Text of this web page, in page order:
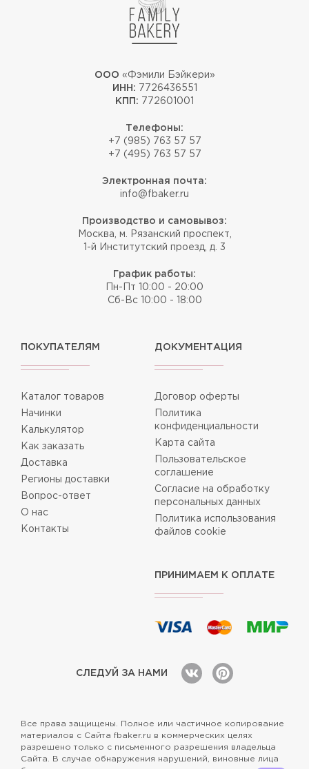
ООО «Фэмили Бэйкери»
ИНН: 7726436551
КПП: 772601001
Телефоны:
+7 (985) 763 57 57
+7 (495) 763 57 57
Электронная почта:
info@fbaker.ru
Производство и самовывоз:
Москва, м. Рязанский проспект,
1-й Институтский проезд, д. 3
График работы:
Пн-Пт 10:00 - 20:00
Сб-Вс 10:00 - 18:00
ПОКУПАТЕЛЯМ
Каталог товаров
Начинки
Калькулятор
Как заказать
Доставка
Регионы доставки
Вопрос-ответ
О нас
Контакты
ДОКУМЕНТАЦИЯ
Договор оферты
Политика
конфиденциальности
Карта сайта
Пользовательское
соглашение
Согласие на обработку
персональных данных
Политика использования
файлов cookie
ПРИНИМАЕМ К ОПЛАТЕ
СЛЕДУЙ ЗА НАМИ
Все права защищены. Полное или частичное копирование
материалов с Сайта fbaker.ru в коммерческих целях
разрешено только с письменного разрешения владельца
Сайта. В случае обнаружения нарушений, виновные лица